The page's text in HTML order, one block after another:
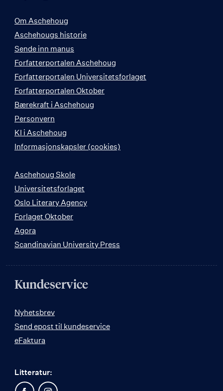
Om Aschehoug
Aschehougs historie
Sende inn manus
Forfatterportalen Aschehoug
Forfatterportalen Universitetsforlaget
Forfatterportalen Oktober
Bærekraft i Aschehoug
Personvern
KI i Aschehoug
Informasjonskapsler (cookies)
Aschehoug Skole
Universitetsforlaget
Oslo Literary Agency
Forlaget Oktober
Agora
Scandinavian University Press
Kundeservice
Nyhetsbrev
Send epost til kundeservice
eFaktura
Litteratur: